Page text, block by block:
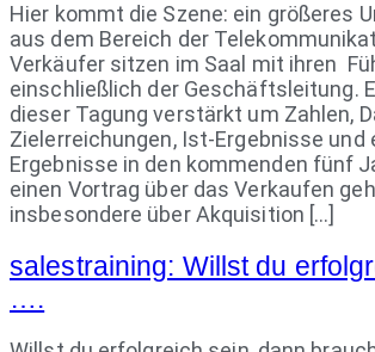
Hier kommt die Szene: ein größeres
aus dem Bereich der
Verkäufer sitzen im Saal mit ihren
einschließlich der Geschäftsleitung.
dieser Tagung verstärkt um Zahlen,
Zielerreichungen, Ist-Ergebnisse und
Ergebnisse in den kommenden fünf
einen Vortrag über das Verkaufen
insbesondere über Akquisition […]
salestraining: Willst du
….